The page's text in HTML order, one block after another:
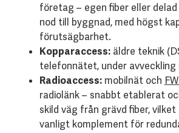
företag – egen fiber eller
nod till byggnad, med högst
förutsägbarhet.
Kopparaccess:äldre teknik
telefonnätet, under avveckling
Radioaccess:mobilnät och
radiolänk – snabbt etablerat
skild väg från grävd fiber,
vanligt komplement för